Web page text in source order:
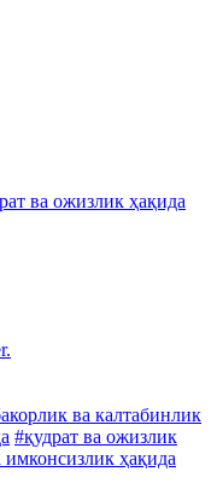
ва ожизлик ҳақида
ва калтабинлик
#қудрат ва ожизлик
ҳақида